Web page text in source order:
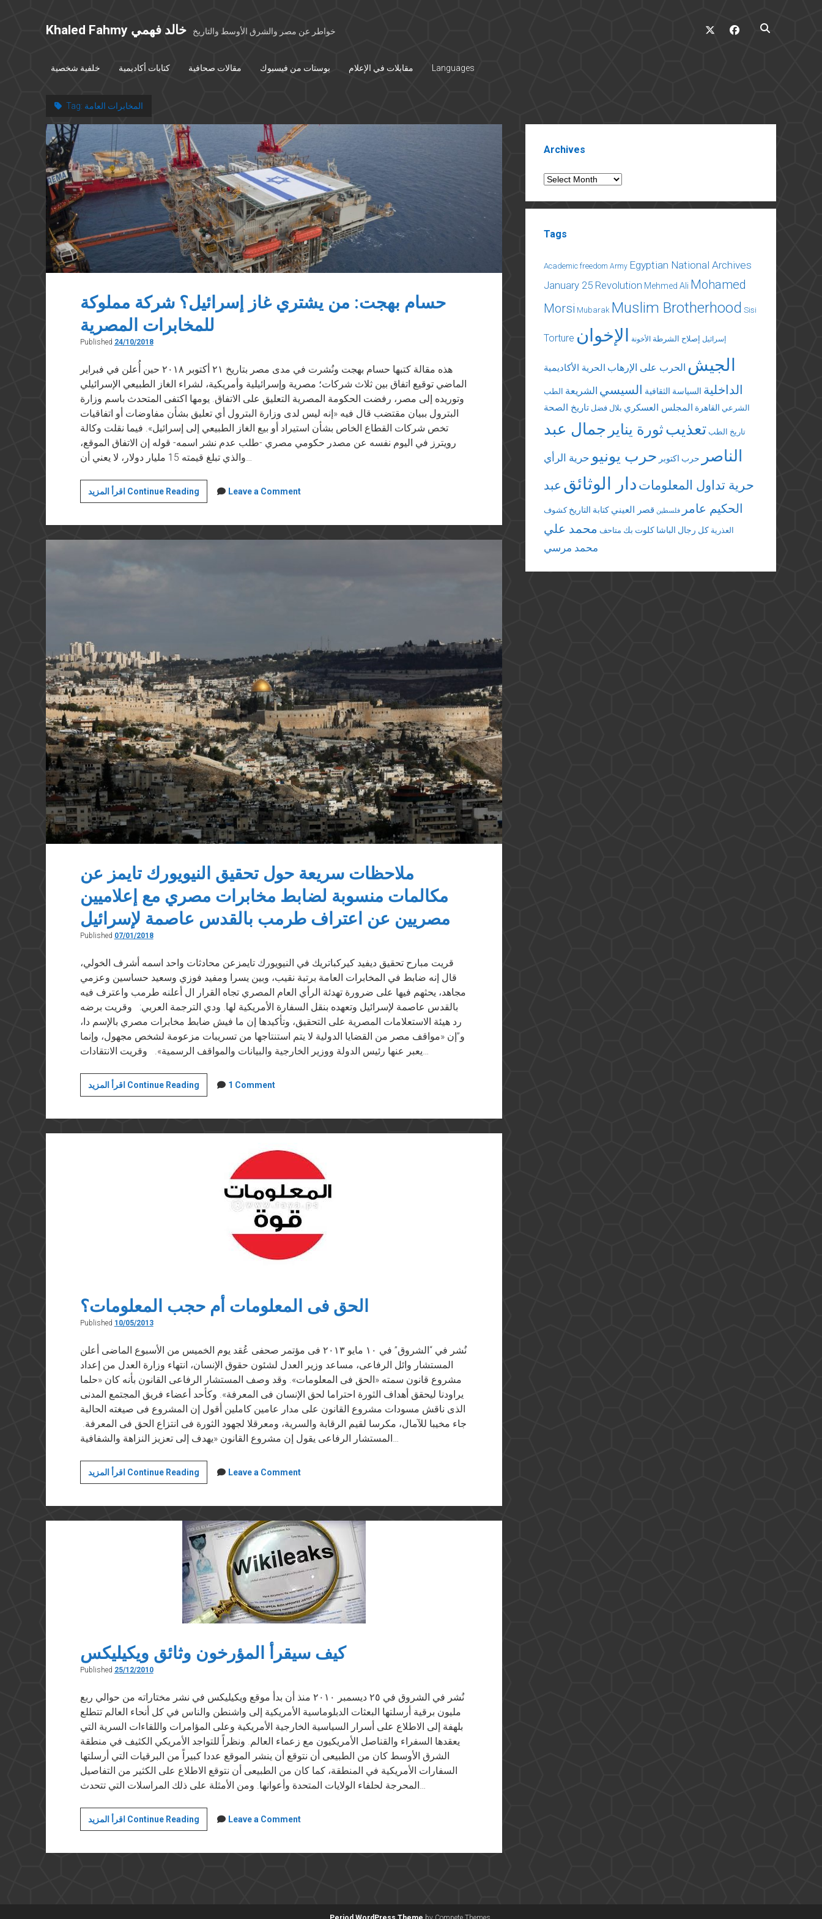
Khaled Fahmy خالد فهمي خواطر عن مصر والشرق الأوسط والتاريخ
twitter facebook
خلفية شخصية كتابات أكاديمية مقالات صحافية بوستات من فيسبوك مقابلات في الإعلام Languages
Tag: المخابرات العامة
حسام بهجت: من يشتري غاز إسرائيل؟ شركة مملوكة
للمخابرات المصرية
Published 24/10/2018
هذه مقالة كتبها حسام بهجت ونُشرت في مدى مصر بتاريخ ٢١ أكتوبر ٢٠١٨ حين أُعلن في فبراير
الماضي توقيع اتفاق بين ثلاث شركات؛ مصرية وإسرائيلية وأمريكية، لشراء الغاز الطبيعي الإسرائيلي
وتوريده إلى مصر، رفضت الحكومة المصرية التعليق على الاتفاق. يومها اكتفى المتحدث باسم وزارة
البترول ببيان مقتضب قال فيه «إنه ليس لدى وزارة البترول أي تعليق بشأن مفاوضات أو اتفاقيات
تخص شركات القطاع الخاص بشأن استيراد أو بيع الغاز الطبيعي إلى إسرائيل». فيما نقلت وكالة
رويترز في اليوم نفسه عن مصدر حكومي مصري -طلب عدم نشر اسمه- قوله إن الاتفاق الموقع،
اقرأ المزيد Continue Readingحسام
بهجت:
Leave a Comment
ملاحظات سريعة حول تحقيق النيويورك تايمز عن
مكالمات منسوبة لضابط مخابرات مصري مع إعلاميين
مصريين عن اعتراف طرمب بالقدس عاصمة لإسرائيل
Published 07/01/2018
قريت مبارح تحقيق ديفيد كيركباتريك في النيويورك تايمزعن محادثات واحد اسمه أشرف الخولي،
قال إنه ضابط في المخابرات العامة برتبة نقيب، وبين يسرا ومفيد فوزي وسعيد حساسين وعزمي
مجاهد، يحثهم فيها على ضرورة تهدئة الرأي العام المصري تجاه القرار ال أعلنه طرمب واعترف فيه
بالقدس عاصمة لإسرائيل وتعهده بنقل السفارة الأمريكية لها. ودي الترجمة العربي: وقريت برضه
رد هيئة الاستعلامات المصرية على التحقيق، وتأكيدها إن ما فيش ضابط مخابرات مصري بالإسم دا،
و”إن «مواقف مصر من القضايا الدولية لا يتم استنتاجها من تسريبات مزعومة لشخص مجهول، وإنما
يعبر عنها رئيس الدولة ووزير الخارجية والبيانات والمواقف الرسمية». وقريت الانتقادات…
اقرأ المزيد Continue Readingملاحظات
سريعة
مكالمات
عن
اعتراف
بالقدس
عاصمة
لإسرائيل
1 Comment
الحق فى المعلومات أم حجب المعلومات؟
Published 10/05/2013
نُشر في “الشروق” في ١٠ مايو ٢٠١٣ فى مؤتمر صحفى عُقد يوم الخميس من الأسبوع الماضى أعلن
المستشار وائل الرفاعى، مساعد وزير العدل لشئون حقوق الإنسان، انتهاء وزارة العدل من إعداد
مشروع قانون سمته «الحق فى المعلومات». وقد وصف المستشار الرفاعى القانون بأنه كان «حلما
يراودنا ليحقق أهداف الثورة احتراما لحق الإنسان فى المعرفة». وكأحد أعضاء فريق المجتمع المدنى
الذى ناقش مسودات مشروع القانون على مدار عامين كاملين أقول إن المشروع فى صيغته الحالية
جاء مخيبا للآمال، مكرسا لقيم الرقابة والسرية، ومعرقلا لجهود الثورة فى انتزاع الحق فى المعرفة.
المستشار الرفاعى يقول إن مشروع القانون «يهدف إلى تعزيز النزاهة والشفافية…
اقرأ المزيد Continue Readingالحق
فى
حجب
المعلومات؟
Leave a Comment
كيف سيقرأ المؤرخون وثائق ويكيليكس
Published 25/12/2010
نُشر في الشروق في ٢٥ ديسمبر ٢٠١٠ منذ أن بدأ موقع ويكيليكس في نشر مختاراته من حوالي ربع
مليون برقية أرسلتها البعثات الدبلوماسية الأمريكية إلى واشنطن والناس في كل أنحاء العالم تتطلع
بلهفة إلى الاطلاع على أسرار السياسية الخارجية الأمريكية وعلى المؤامرات واللقاءات السرية التي
يعقدها السفراء والقناصل الأمريكيون مع زعماء العالم. ونظراً للتواجد الأمريكي الكثيف في منطقة
الشرق الأوسط كان من الطبيعى أن نتوقع أن ينشر الموقع عددا كبيراً من البرقيات التي أرسلتها
السفارات الأمريكية في المنطقة، كما كان من الطبيعى أن نتوقع الاطلاع على الكثير من التفاصيل
المحرجة لحلفاء الولايات المتحدة وأعوانها. ومن الأمثلة على ذلك المراسلات التي تتحدث…
اقرأ المزيد Continue Readingكيف
سيقرأ
Leave a Comment
Archives
Archives
Tags
Academic freedom Army Egyptian National Archives
January 25 Revolution Mehmed Ali Mohamed
Morsi Mubarak Muslim Brotherhood Sisi
Torture إسرائيل إصلاح الشرطة الأخونة الإخوان
الجيش الحرب على الإرهاب الحرية الأكاديمية
الداخلية السياسة الثقافية السيسي الشريعة الطب
الشرعي القاهرة المجلس العسكري بلال فضل تاريخ الصحة
تاريخ الطب تعذيبثورة يناير جمال عبد
الناصر
حرب اكتوبر حرب يونيو حرية الرأي
حرية تداول المعلومات دار الوثائق عبد
الحكيم عامر
فلسطين قصر العيني كتابة التاريخ كشوف
العذرية كل رجال الباشا كلوت بك متاحف محمد علي
محمد مرسي